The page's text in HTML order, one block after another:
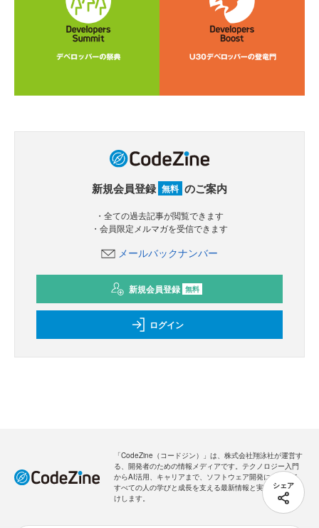
シェア
新規会員登録 無料 のご案内
・全ての過去記事が閲覧できます
・会員限定メルマガを受信できます
メールバックナンバー
新規会員登録 無料
ログイン
「CodeZine（コードジン）」は、株式会社翔泳社が運営す
る、開発者のための情報メディアです。テクノロジー入門
からAI活用、キャリアまで、ソフトウェア開発にかかわる
すべての人の学びと成長を支える最新情報と実践知をお届
けします。